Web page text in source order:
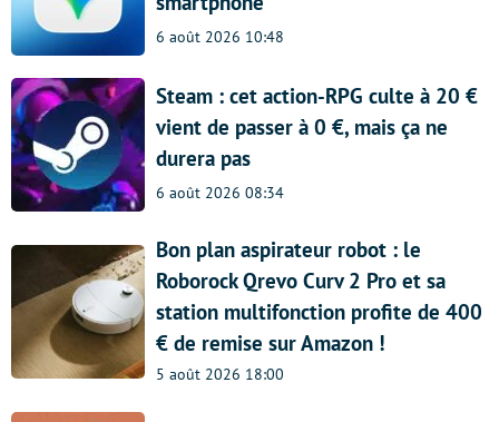
6 août 2026 10:48
Steam : cet action-RPG culte à 20 €
vient de passer à 0 €, mais ça ne
durera pas
6 août 2026 08:34
Bon plan aspirateur robot : le
Roborock Qrevo Curv 2 Pro et sa
station multifonction profite de 400
€ de remise sur Amazon !
5 août 2026 18:00